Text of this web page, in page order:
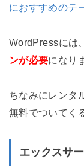
におすすめのテ
WordPressには、
ンが必要になり
ちなみにレンタ
無料でついてく
エックスサ